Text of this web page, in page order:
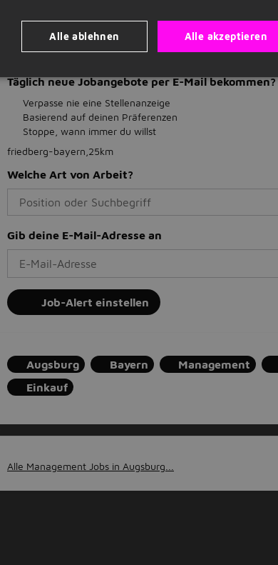
Täglich neue Jobangebote per E-Mail bekommen?
Verpasse nie eine Stellenanzeige
Basierend auf deinen Präferenzen
Stoppe, wann immer du willst
friedberg-bayern,25km
Welche Art von Arbeit?
Gib deine E-Mail-Adresse an
Job-Alert einstellen
Augsburg Bayern Management
Einkauf
Alle Management Jobs in Augsburg...
Alle akzeptieren
Alle ablehnen